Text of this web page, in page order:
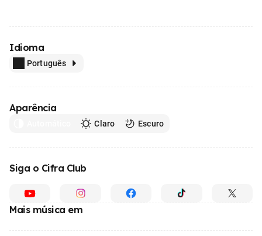
Idioma
Português
Aparência
Claro Escuro
Siga o Cifra Club
Mais música em